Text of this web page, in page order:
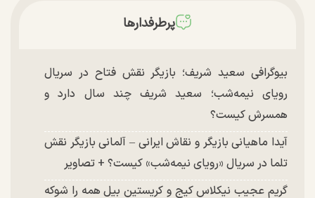
پرطرفدارها
بیوگرافی سعید شریف؛ بازیگر نقش فتاح در سریال
رویای نیمه‌شب؛ سعید شریف چند سال دارد و
همسرش کیست؟
آیدا ماهیانی بازیگر و نقاش ایرانی – آلمانی بازیگر نقش
تلما در سریال «رویای نیمه‌شب» کیست؟ + تصاویر
گریم عجیب نیکلاس کیج و کریستین بیل همه را شوکه